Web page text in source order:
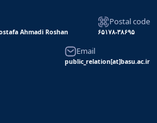
Ahmadi Roshan
Postal code
۶۵۱۷۸-۳۸۶۹۵
Email
public_relation[at]basu.ac.ir